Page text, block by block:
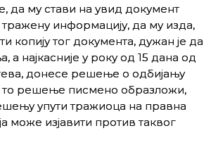
да му стави на увид документ
информацију, да му изда,
копију тог документа, дужан је да
а најкасније у року од 15 дана од
донесе решење о одбијању
то решење писмено образложи,
упути тражиоца на правна
може изјавити против таквог